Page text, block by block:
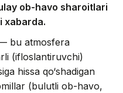
ob-havo sharoitlari
xabarda.
bu atmosfera
(ifloslantiruvchi)
hissa qo‘shadigan
(bulutli ob-havo,